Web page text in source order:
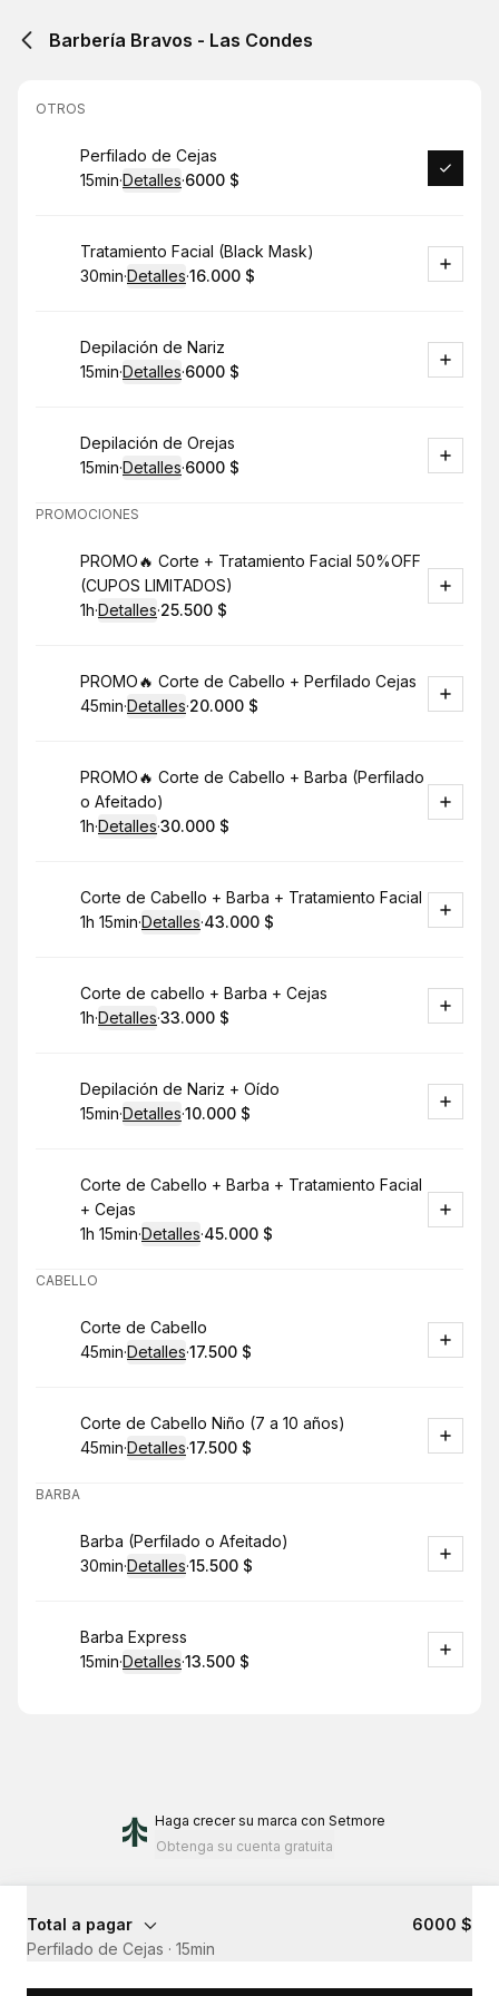
Barbería Bravos - Las Condes
OTROS
Reservar
Perfilado de Cejas
.Duración:
15min·Detalles·
.Precio
6000 $
Reservar
Tratamiento Facial (Black Mask)
.Duración:
30min·Detalles·
.Precio:
16.000 $
Reservar
Depilación de Nariz
.Duración:
15min·Detalles·
.Precio
6000 $
Reservar
Depilación de Orejas
.Duración:
15min·Detalles·
.Precio
6000 $
PROMOCIONES
Reservar
PROMO🔥 Corte + Tratamiento Facial 50%OFF
(CUPOS LIMITADOS)
.Duración:
1h·Detalles·
.Precio:
25.500 $
Reservar
PROMO🔥 Corte de Cabello + Perfilado Cejas
.Duración:
45min·Detalles·
.Precio:
20.000 $
Reservar
PROMO🔥 Corte de Cabello + Barba (Perfilado
o Afeitado)
.Duración:
1h·Detalles·
.Precio:
30.000 $
Reservar
Corte de Cabello + Barba + Tratamiento Facial
.Duración:
1h 15min·Detalles·
.Precio:
43.000 $
Reservar
Corte de cabello + Barba + Cejas
.Duración:
1h·Detalles·
.Precio:
33.000 $
Reservar
Depilación de Nariz + Oído
.Duración:
15min·Detalles·
.Precio:
10.000 $
Reservar
Corte de Cabello + Barba + Tratamiento Facial
+ Cejas
.Duración:
1h 15min·Detalles·
.Precio:
45.000 $
CABELLO
Reservar
Corte de Cabello
.Duración:
45min·Detalles·
.Precio
17.500 $
Reservar
Corte de Cabello Niño (7 a 10 años)
.Duración:
45min·Detalles·
.Precio
17.500 $
BARBA
Reservar
Barba (Perfilado o Afeitado)
.Duración:
30min·Detalles·
.Precio
15.500 $
Reservar
Barba Express
.Duración:
15min·Detalles·
.Precio
13.500 $
Haga crecer su marca con Setmore
Obtenga su cuenta gratuita
Total a pagar
6000 $
Perfilado de Cejas · 15min